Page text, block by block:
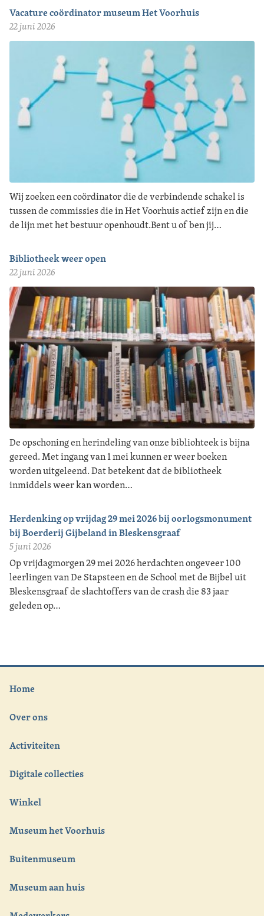
Vacature coördinator museum Het Voorhuis
22 juni 2026
Wij zoeken een coördinator die de verbindende schakel is
tussen de commissies die in Het Voorhuis actief zijn en die
de lijn met het bestuur openhoudt.Bent u of ben jij…
Bibliotheek weer open
22 juni 2026
De opschoning en herindeling van onze bibliohteek is bijna
gereed. Met ingang van 1 mei kunnen er weer boeken
worden uitgeleend. Dat betekent dat de bibliotheek
inmiddels weer kan worden…
Herdenking op vrijdag 29 mei 2026 bij oorlogsmonument
bij Boerderij Gijbeland in Bleskensgraaf
5 juni 2026
Op vrijdagmorgen 29 mei 2026 herdachten ongeveer 100
leerlingen van De Stapsteen en de School met de Bijbel uit
Bleskensgraaf de slachtoffers van de crash die 83 jaar
geleden op…
Home
Over ons
Activiteiten
Digitale collecties
Winkel
Museum het Voorhuis
Buitenmuseum
Museum aan huis